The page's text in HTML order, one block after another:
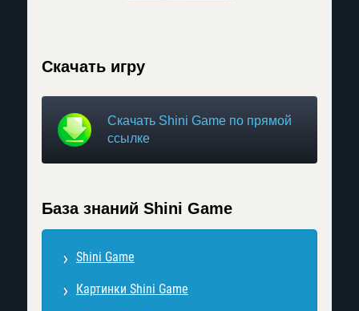
Скачать игру
Скачать Shini Game по прямой
ссылке
База знаний Shini Game
Shini Game
Картинки Shini Game